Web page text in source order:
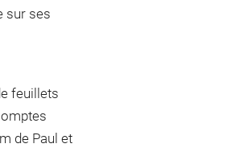
sur ses
feuillets
de Paul et